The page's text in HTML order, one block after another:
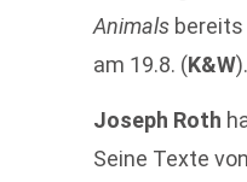
Animals
am 19.8. (K&W).
Joseph Roth
Seine Texte